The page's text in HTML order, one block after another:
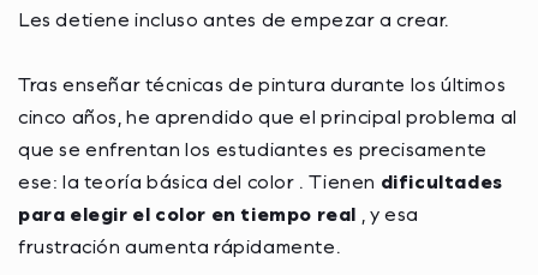
Les detiene incluso antes de empezar a crear.
Tras enseñar técnicas de pintura durante los últimos
cinco años, he aprendido que el principal problema al
que se enfrentan los estudiantes es precisamente
ese: la teoría básica del color . Tienen dificultades
para elegir el color en tiempo real , y esa
frustración aumenta rápidamente.